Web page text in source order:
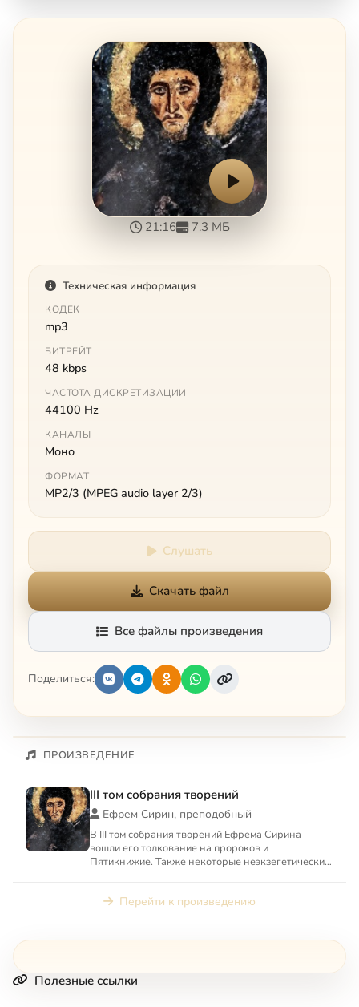
21:16 7.3 МБ
Техническая информация
КОДЕК
mp3
БИТРЕЙТ
48 kbps
ЧАСТОТА ДИСКРЕТИЗАЦИИ
44100 Hz
КАНАЛЫ
Моно
ФОРМАТ
MP2/3 (MPEG audio layer 2/3)
Слушать
Скачать файл
Все файлы произведения
Поделиться:
ПРОИЗВЕДЕНИЕ
III том собрания творений
Ефрем Сирин, преподобный
В III том собрания творений Ефрема Сирина
вошли его толкование на пророков и
Пятикнижие. Также некоторые неэкзегетические
Перейти к произведению
Полезные ссылки